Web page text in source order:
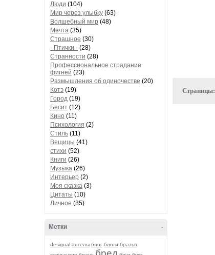
Люди (104)
Мир через улыбку (63)
Волшебный мир (48)
Мечта (35)
Страшное (30)
- Птички - (28)
Странности (28)
Профессиональное страдание
фигней (23)
Размышления об одиночестве (20)
Котэ (19)
Город (19)
Бесит (12)
Кино (11)
Психология (2)
Стиль (11)
Вещицы (41)
стихи (52)
Книги (26)
Музыка (26)
Интерьер (2)
Моя сказка (3)
Цитаты (10)
Личное (85)
-
Метки
desigual ангелы блог блоги братья
Страницы: